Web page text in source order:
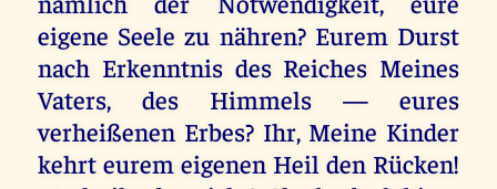
eigene Seele zu nähren? Eurem Durst
nach Erkenntnis des Reiches Meines
Vaters, des Himmels — eures
verheißenen Erbes? Ihr, Meine Kinder
kehrt eurem eigenen Heil den Rücken!